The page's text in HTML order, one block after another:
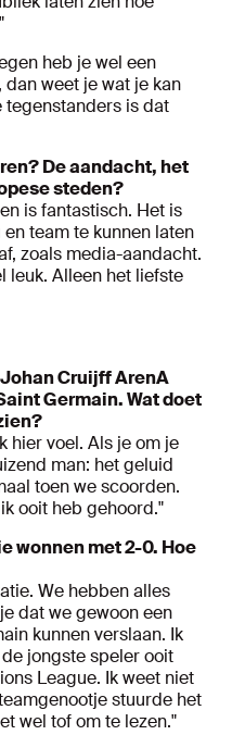
heb je wel een
weet je wat je kan
tegenstanders is dat
De aandacht, het
steden?
is fantastisch. Het is
team te kunnen laten
zoals media-aandacht.
leuk. Alleen het liefste
Cruijff ArenA
Germain. Wat doet
hier voel. Als je om je
man: het geluid
toen we scoorden.
ooit heb gehoord."
wonnen met 2-0. Hoe
We hebben alles
dat we gewoon een
kunnen verslaan. Ik
jongste speler ooit
League. Ik weet niet
stuurde het
wel tof om te lezen."